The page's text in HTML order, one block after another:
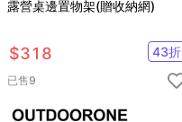
露營桌邊置物架(贈收納網)
$318 43折
已售9